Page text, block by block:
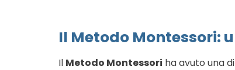
Il Metodo Montessori:
Il Metodo Montessori ha avuto una